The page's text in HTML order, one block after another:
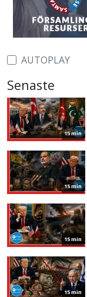
AUTOPLAY
Senaste
15 min
15 min
15 min
15 min